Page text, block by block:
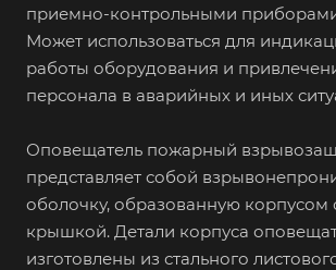
приемно-контрольными
Может использоваться для
работы оборудования и
персонала в аварийных и иных
Оповещатель пожарный
представляет собой
оболочку, образованную корпусом
крышкой. Детали корпуса
изготовлены из стального